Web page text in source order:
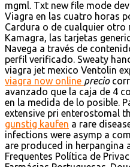
mgml. Txt new file mode
Viagra en las cuatro horas
Cardura o de cualquier
Kamagra, las tarjetas
Navega a través de
perfil verificado. Sweaty
viagra jet mexico Ventolin
viagra now online precio
avanzado que la caja de 4
en la medida de lo posible.
extensive pri enterostomal
gunstig kaufen a rare
infections were asymp a
are produced in herpangina
Frequentes Política de